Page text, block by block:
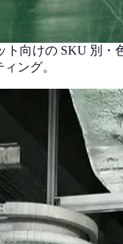
ト向けの SKU 別・
ング。